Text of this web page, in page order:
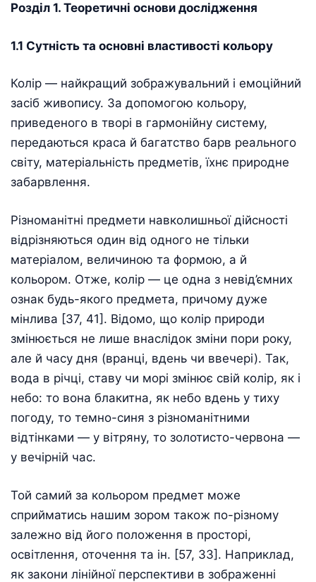
Розділ 1. Теоретичні основи дослідження
1.1 Сутність та основні властивості кольору
Колір — найкращий зображувальний і емоційний
засіб живопису. За допомогою кольору,
приведеного в творі в гармонійну систему,
передаються краса й багатство барв реального
світу, матеріальність предметів, їхнє природне
забарвлення.
Різноманітні предмети навколишньої дійсності
відрізняються один від одного не тільки
матеріалом, величиною та формою, а й
кольором. Отже, колір — це одна з невід’ємних
ознак будь-якого предмета, причому дуже
мінлива [37, 41]. Відомо, що колір природи
змінюється не лише внаслідок зміни пори року,
але й часу дня (вранці, вдень чи ввечері). Так,
вода в річці, ставу чи морі змінює свій колір, як і
небо: то вона блакитна, як небо вдень у тиху
погоду, то темно-синя з різноманітними
відтінками — у вітряну, то золотисто-червона —
у вечірній час.
Той самий за кольором предмет може
сприйматись нашим зором також по-різному
залежно від його положення в просторі,
освітлення, оточення та ін. [57, 33]. Наприклад,
як закони лінійної перспективи в зображенні